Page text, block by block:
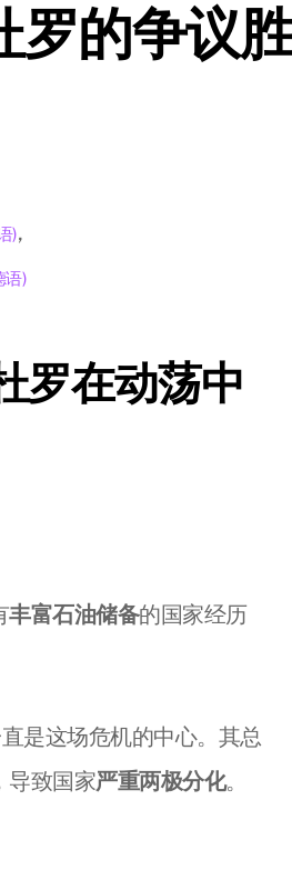
罗的争议
)
语)
罗在动荡中
丰富石油储备的国家经历
是这场危机的中心。其总
导致国家严重两极分化。